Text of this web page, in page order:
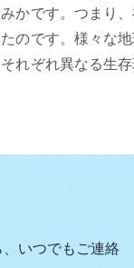
かです。つまり
のです。様々な
れぞれ異なる生
ると、あちこち
常な現象を見た
な光景を見たこ
は森林で暮らし
いつでもご連絡